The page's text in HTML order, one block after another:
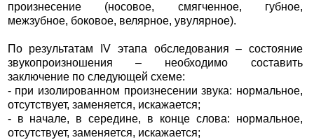
произнесение (носовое, смягченное, губное,
межзубное, боковое, велярное, увулярное).
По результатам IV этапа обследования – состояние
звукопроизношения – необходимо составить
заключение по следующей схеме:
- при изолированном произнесении звука: нормальное,
отсутствует, заменяется, искажается;
- в начале, в середине, в конце слова: нормальное,
отсутствует, заменяется, искажается;